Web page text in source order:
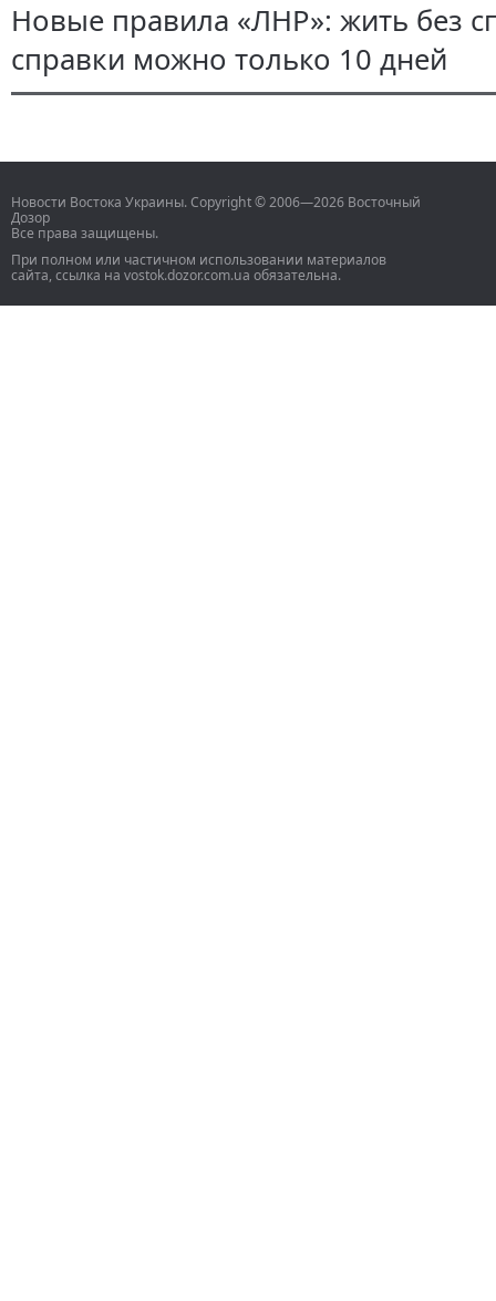
Новые правила «ЛНР»: жить без
справки можно только 10 дней
Новости Востока Украины. Copyright © 2006—2026 Восточный
Дозор
Все права защищены.
При полном или частичном использовании материалов
сайта, ссылка на vostok.dozor.com.ua обязательна.